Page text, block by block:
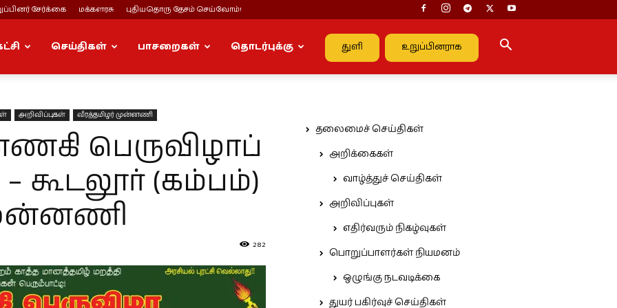
சேர்க்கை மக்களரசு புதியதொரு தேசம் செய்வோம்!
துளி உறுப்பினராக
செய்திகள் பாசறைகள் தொடர்புக்கு
அறிவிப்புகள் வீரத்தமிழர் முன்னணி
பெருவிழாப்
கூடலூர் (கம்பம்)
282
தலைமைச் செய்திகள்
அறிக்கைகள்
வாழ்த்துச் செய்திகள்
அறிவிப்புகள்
எதிர்வரும் நிகழ்வுகள்
பொறுப்பாளர்கள் நியமனம்
ஒழுங்கு நடவடிக்கை
துயர் பகிர்வுச் செய்திகள்